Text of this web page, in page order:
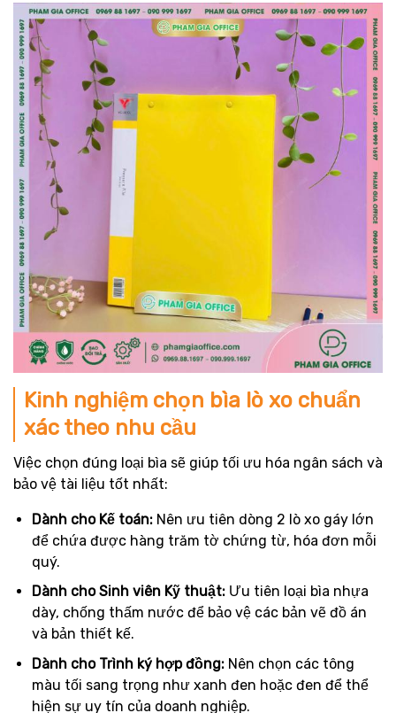
Kinh nghiệm chọn bìa lò xo chuẩn
xác theo nhu cầu
Việc chọn đúng loại bìa sẽ giúp tối ưu hóa ngân sách và
bảo vệ tài liệu tốt nhất:
Dành cho Kế toán:Nên ưu tiên dòng 2 lò xo gáy lớn
để chứa được hàng trăm tờ chứng từ, hóa đơn mỗi
quý.
Dành cho Sinh viên Kỹ thuật:Ưu tiên loại bìa nhựa
dày, chống thấm nước để bảo vệ các bản vẽ đồ án
và bản thiết kế.
Dành cho Trình ký hợp đồng:Nên chọn các tông
màu tối sang trọng như xanh đen hoặc đen để thể
hiện sự uy tín của doanh nghiệp.